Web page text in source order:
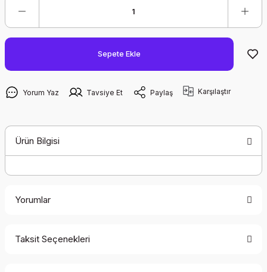
Sepete Ekle
Yorum Yaz Tavsiye Et Paylaş Karşılaştır
Ürün Bilgisi
Yorumlar
Taksit Seçenekleri